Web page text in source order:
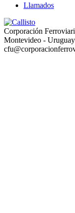
Llamados
Corporación
Montevideo -